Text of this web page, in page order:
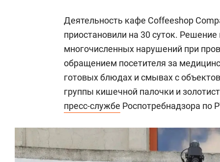
Деятельность кафе Coffeeshop
приостановили на 30 суток.
многочисленных нарушений при
обращением посетителя за
готовых блюдах и смывах с
группы кишечной палочки и
пресс-службе Роспотребнадзора по